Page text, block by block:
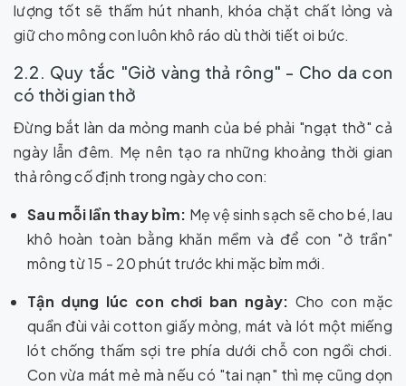
lượng tốt sẽ thấm hút nhanh, khóa chặt chất lỏng và
giữ cho mông con luôn khô ráo dù thời tiết oi bức.
2.2. Quy tắc "Giờ vàng thả rông" - Cho da con
có thời gian thở
Đừng bắt làn da mỏng manh của bé phải "ngạt thở" cả
ngày lẫn đêm. Mẹ nên tạo ra những khoảng thời gian
thả rông cố định trong ngày cho con:
Sau mỗi lần thay bỉm: Mẹ vệ sinh sạch sẽ cho bé, lau
khô hoàn toàn bằng khăn mềm và để con "ở trần"
mông từ 15 - 20 phút trước khi mặc bỉm mới.
Tận dụng lúc con chơi ban ngày: Cho con mặc
quần đùi vải cotton giấy mỏng, mát và lót một miếng
lót chống thấm sợi tre phía dưới chỗ con ngồi chơi.
Con vừa mát mẻ mà nếu có "tai nạn" thì mẹ cũng dọn